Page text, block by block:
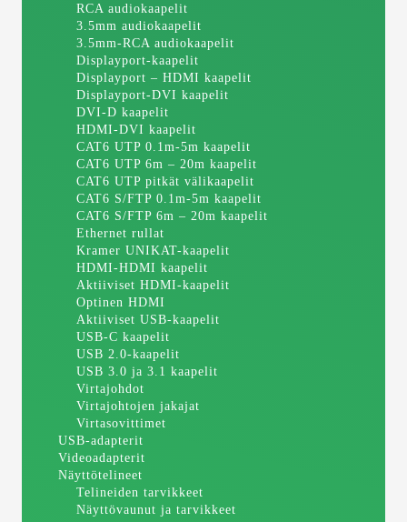
RCA audiokaapelit
3.5mm audiokaapelit
3.5mm-RCA audiokaapelit
Displayport-kaapelit
Displayport – HDMI kaapelit
Displayport-DVI kaapelit
DVI-D kaapelit
HDMI-DVI kaapelit
CAT6 UTP 0.1m-5m kaapelit
CAT6 UTP 6m – 20m kaapelit
CAT6 UTP pitkät välikaapelit
CAT6 S/FTP 0.1m-5m kaapelit
CAT6 S/FTP 6m – 20m kaapelit
Ethernet rullat
Kramer UNIKAT-kaapelit
HDMI-HDMI kaapelit
Aktiiviset HDMI-kaapelit
Optinen HDMI
Aktiiviset USB-kaapelit
USB-C kaapelit
USB 2.0-kaapelit
USB 3.0 ja 3.1 kaapelit
Virtajohdot
Virtajohtojen jakajat
Virtasovittimet
USB-adapterit
Videoadapterit
Näyttötelineet
Telineiden tarvikkeet
Näyttövaunut ja tarvikkeet